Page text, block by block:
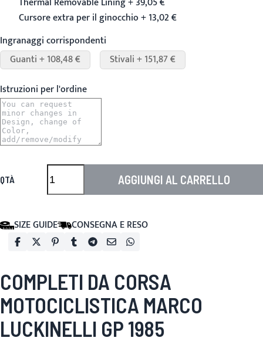
Cursore extra per il ginocchio + 13,02 €
Ingranaggi corrispondenti
Guanti + 108,48 €
Stivali + 151,87 €
Istruzioni per l'ordine
QTÀ AGGIUNGI AL CARRELLO
SIZE GUIDE CONSEGNA E RESO
COMPLETI DA CORSA
MOTOCICLISTICA MARCO
LUCKINELLI GP 1985